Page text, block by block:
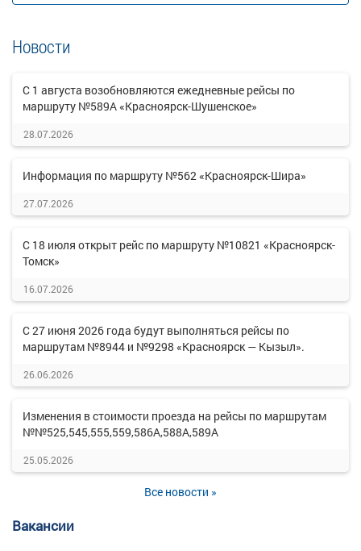
Новости
С 1 августа возобновляются ежедневные рейсы по
маршруту №589А «Красноярск-Шушенское»
28.07.2026
Информация по маршруту №562 «Красноярск-Шира»
27.07.2026
С 18 июля открыт рейс по маршруту №10821 «Красноярск-
Томск»
16.07.2026
С 27 июня 2026 года будут выполняться рейсы по
маршрутам №8944 и №9298 «Красноярск — Кызыл».
26.06.2026
Изменения в стоимости проезда на рейсы по маршрутам
№№525,545,555,559,586А,588А,589А
25.05.2026
Все новости »
Вакансии